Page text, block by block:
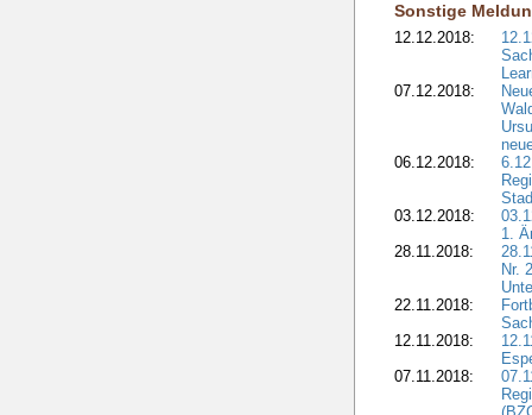
Sonstige
12.12.2018:
07.12.2018:
06.12.2018:
03.12.2018:
1.
28.11.2018:
Nr.
22.11.2018:
12.11.2018:
07.11.2018: